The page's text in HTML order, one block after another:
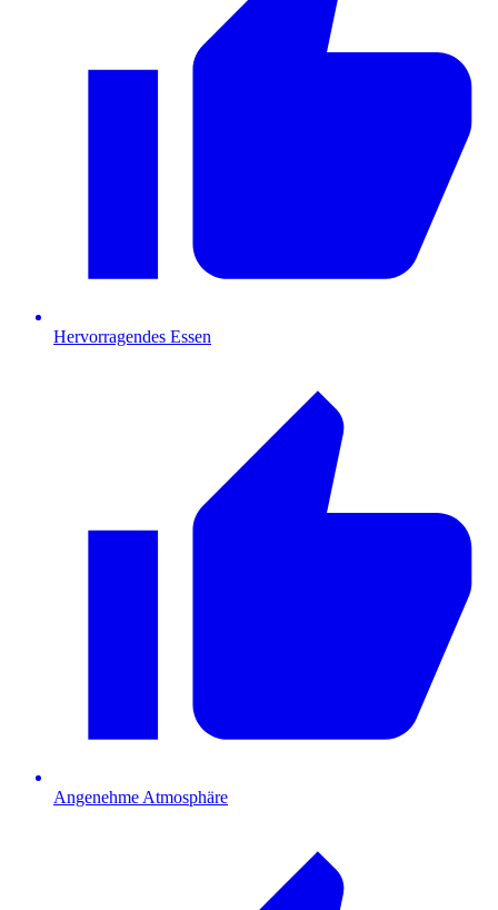
Hervorragendes Essen
Angenehme Atmosphäre